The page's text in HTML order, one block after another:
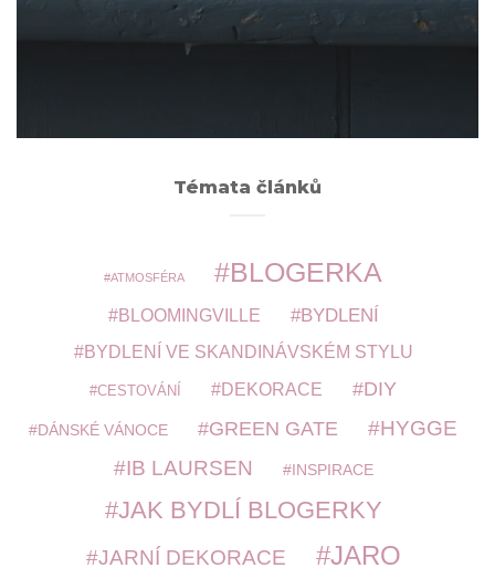
Archivy
Témata článků
ATMOSFÉRA BLOGERKA
BLOOMINGVILLE BYDLENÍ
BYDLENÍ VE SKANDINÁVSKÉM STYLU
CESTOVÁNÍ DEKORACE DIY
DÁNSKÉ VÁNOCE GREEN GATE HYGGE
IB LAURSEN INSPIRACE
JAK BYDLÍ BLOGERKY
JARNÍ DEKORACE JARO